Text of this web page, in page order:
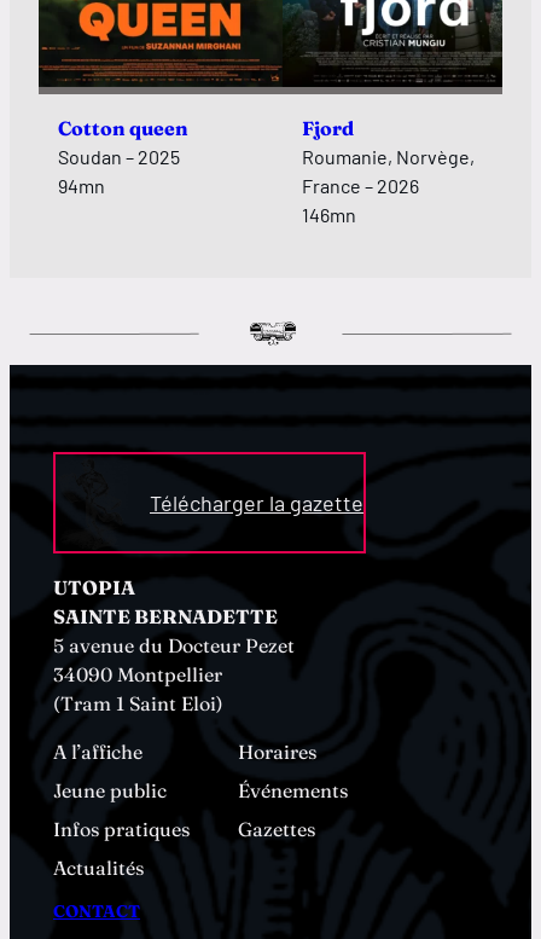
Cotton queen
Soudan – 2025
94mn
Fjord
Roumanie, Norvège,
France – 2026
146mn
Télécharger la gazette
UTOPIA
SAINTE BERNADETTE
5 avenue du Docteur Pezet
34090 Montpellier
(Tram 1 Saint Eloi)
A l’affiche
Horaires
Jeune public
Événements
Infos pratiques
Gazettes
Actualités
CONTACT